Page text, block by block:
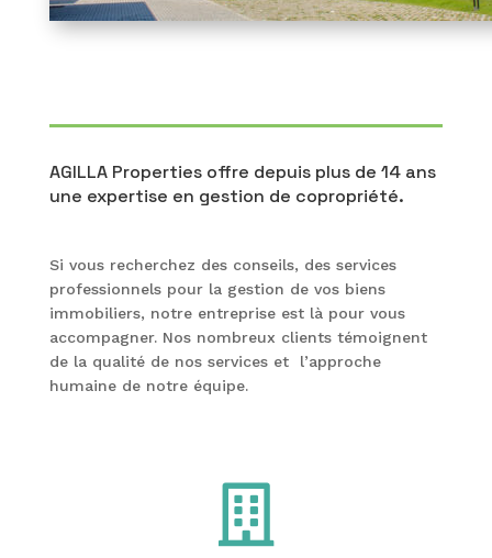
AGILLA Properties offre depuis plus de 14 ans
une expertise en gestion de copropriété.
Si vous recherchez des conseils, des services
professionnels pour la gestion de vos biens
immobiliers, notre entreprise est là pour vous
accompagner. Nos nombreux clients témoignent
de la qualité de nos services et l’approche
humaine de notre équipe.
